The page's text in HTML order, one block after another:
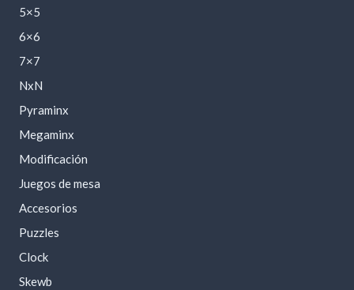
5×5
6×6
7×7
NxN
Pyraminx
Megaminx
Modificación
Juegos de mesa
Accesorios
Puzzles
Clock
Skewb